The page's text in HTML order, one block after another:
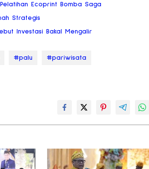
Ecoprint Bomba Saga
Strategis
Investasi Bakal Mengalir
#palu #pariwisata